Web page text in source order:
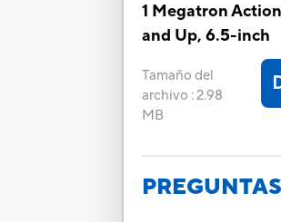
1 Megatron
and Up, 6.5-inch
Tamaño del
archivo :2.98
MB